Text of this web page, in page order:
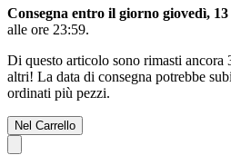
Consegna entro il giorno giovedì, 13
alle ore 23:59.
Di questo articolo sono rimasti ancora
altri! La data di consegna potrebbe
ordinati più pezzi.
Nel Carrello